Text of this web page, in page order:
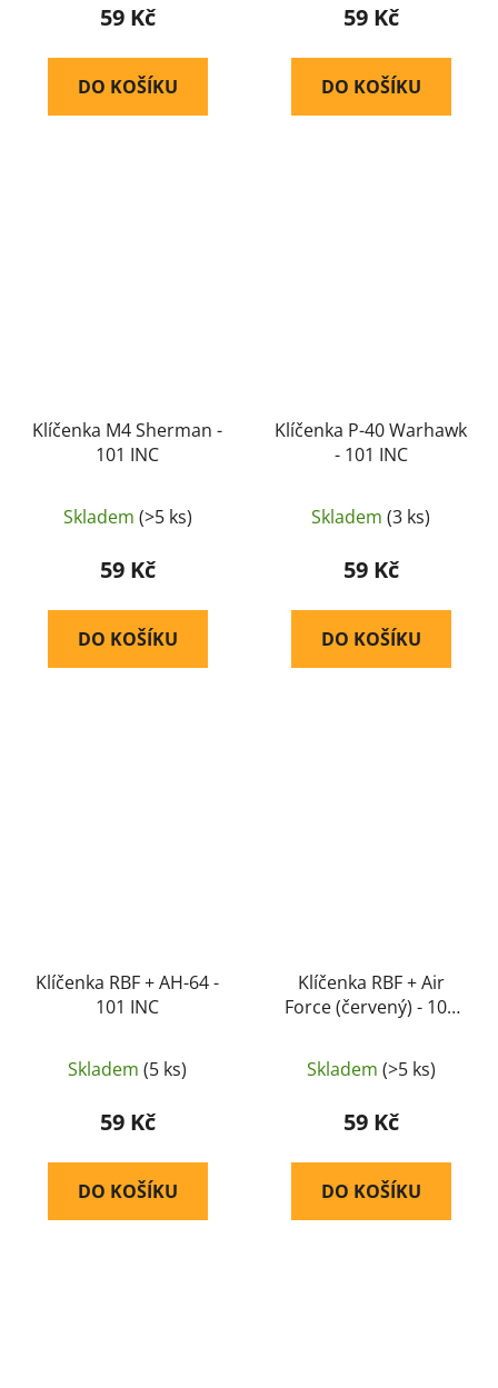
59 Kč
DO KOŠÍKU
59 Kč
DO KOŠÍKU
Klíčenka M4 Sherman -
101 INC
Skladem (>5 ks)
59 Kč
DO KOŠÍKU
Klíčenka P-40 Warhawk
- 101 INC
Skladem (3 ks)
59 Kč
DO KOŠÍKU
Klíčenka RBF + AH-64 -
101 INC
Skladem (5 ks)
59 Kč
DO KOŠÍKU
Klíčenka RBF + Air
Force (červený) - 101
Skladem (>5 ks)
59 Kč
DO KOŠÍKU